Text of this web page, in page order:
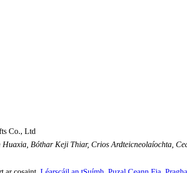
Co., Ltd
Bóthar Keji Thiar, Crios Ardteicneolaíochta,